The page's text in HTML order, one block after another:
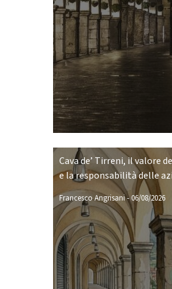
Cava de’ Tirreni, il valore
e la responsabilità delle
Francesco Angrisani-06/08/2026